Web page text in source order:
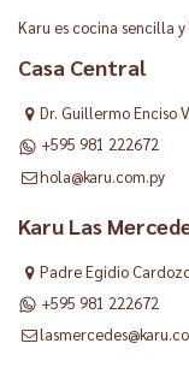
Karu es cocina sencilla
Casa Central
Dr. Guillermo Enciso
+595 981 222672
hola@karu.com.py
Karu Las
Padre Egidio
+595 981 222672